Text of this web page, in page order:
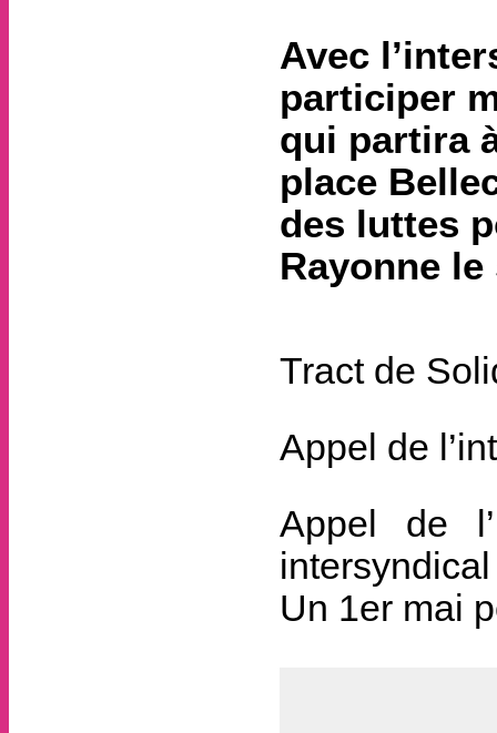
Avec
participer
qui partira
place
des luttes
Rayonne
Tract de
Appel de
Appel de
Un 1er mai